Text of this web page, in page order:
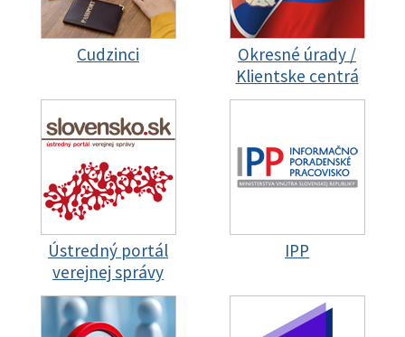
Cudzinci
Okresné úrady /
Klientske centrá
Ústredný portál
verejnej správy
IPP